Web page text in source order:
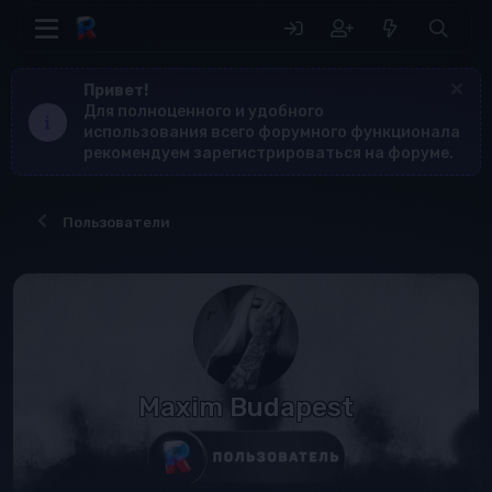
Привет!
Для полноценного и удобного
использования всего форумного функционала
рекомендуем зарегистрироваться на форуме.
Пользователи
Maxim Budapest